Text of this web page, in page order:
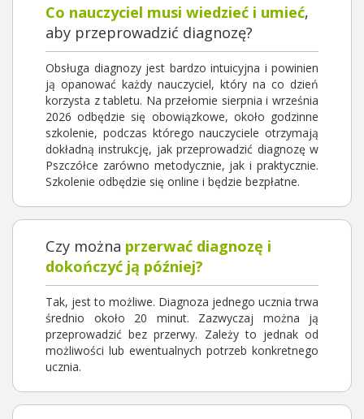
Co nauczyciel musi wiedzieć i umieć,
aby przeprowadzić diagnozę?
Obsługa diagnozy jest bardzo intuicyjna i powinien
ją opanować każdy nauczyciel, który na co dzień
korzysta z tabletu. Na przełomie sierpnia i września
2026 odbędzie się obowiązkowe, około godzinne
szkolenie, podczas którego nauczyciele otrzymają
dokładną instrukcję, jak przeprowadzić diagnozę w
Pszczółce zarówno metodycznie, jak i praktycznie.
Szkolenie odbędzie się online i będzie bezpłatne.
Czy można przerwać diagnozę i
dokończyć ją później?
Tak, jest to możliwe. Diagnoza jednego ucznia trwa
średnio około 20 minut. Zazwyczaj można ją
przeprowadzić bez przerwy. Zależy to jednak od
możliwości lub ewentualnych potrzeb konkretnego
ucznia.